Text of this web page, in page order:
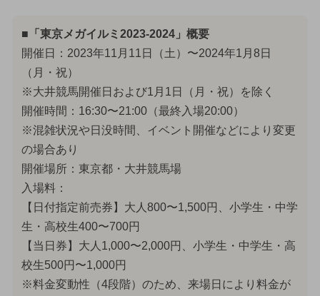
■「東京メガイルミ2023-2024」概要
開催日：2023年11月11日（土）〜2024年1月8日
（月・祝）
※大井競馬開催日および1月1日（月・祝）を除く
開催時間：16:30〜21:00（最終入場20:00）
※混雑状況や日没時間、イベント開催などにより変更
の場合あり
開催場所：東京都・大井競馬場
入場料：
【日付指定前売券】大人800〜1,500円、小学生・中学
生・高校生400〜700円
【当日券】大人1,000〜2,000円、小学生・中学生・高
校生500円〜1,000円
※料金変動性（4段階）のため、来場日により料金が